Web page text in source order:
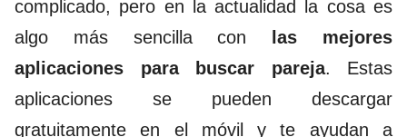
complicado, pero en la actualidad la cosa es
algo más sencilla con
las mejores
aplicaciones para buscar pareja. Estas
aplicaciones se pueden descargar
gratuitamente en el móvil y te ayudan a